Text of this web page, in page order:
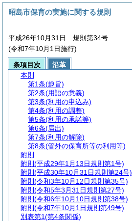
昭島市保育の実施に関する規則
平成26年10月31日 規則第34号
(令和7年10月1日施行)
条項目次
沿革
本則
第1条(趣旨)
第2条(用語の意義)
第3条(利用の申込み)
第4条(利用の調整)
第5条(利用の承諾等)
第6条(届出)
第7条(利用の解除)
第8条(管外の保育所等の利用等)
附則
附則 (平成29年1月13日規則第1号)
附則 (平成30年10月31日規則第24号)
附則 (令和3年10月12日規則第35号)
附則 (令和5年3月31日規則第27号)
附則 (令和6年10月10日規則第38号)
附則 (令和7年10月1日規則第49号)
別表第1(第4条関係)